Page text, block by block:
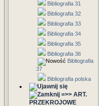
Bibliografia 31
Bibliografia 32
Bibliografia 33
Bibliografia 34
Bibliografia 35
Bibliografia 36
Bibliografia
37
Bibliografia polska
=>> ART.
PRZEKROJOWE